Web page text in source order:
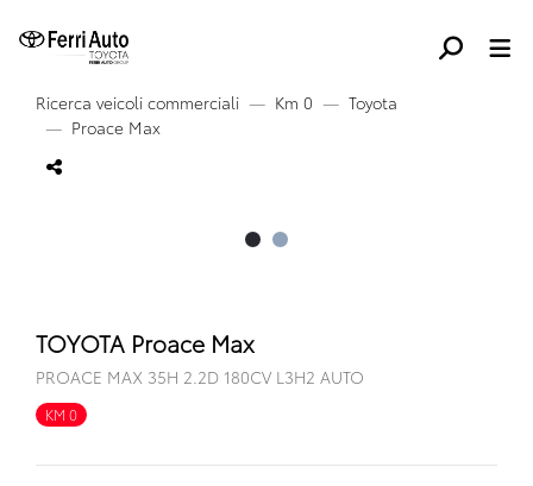
Ricerca veicoli commerciali Km 0
Toyota
Proace Max
TOYOTA Proace Max
PROACE MAX 35H 2.2D 180CV L3H2 AUTO
KM 0